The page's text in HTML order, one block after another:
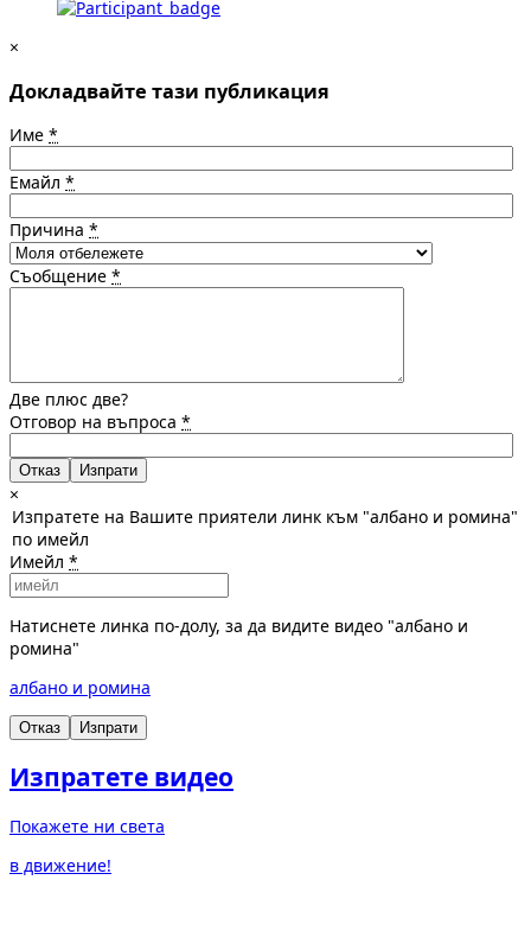
×
Докладвайте тази публикация
Име *
Емайл *
Причина *
Съобщение *
Две плюс две?
Отговор на въпроса *
Отказ
×
Изпратете на Вашите приятели линк към "албано и ромина"
по имейл
Имейл *
Натиснете линка по-долу, за да видите видео "албано и
ромина"
албано и ромина
Отказ Изпрати
Изпратете видео
Покажете ни света
в движение!